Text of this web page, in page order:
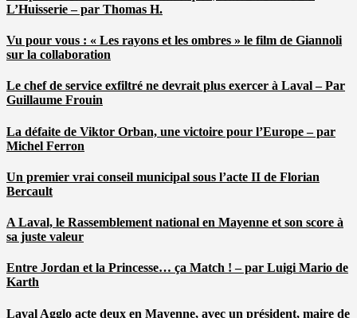
L’Huisserie – par Thomas H.
Vu pour vous : « Les rayons et les ombres » le film de Giannoli
sur la collaboration
Le chef de service exfiltré ne devrait plus exercer à Laval – Par
Guillaume Frouin
La défaite de Viktor Orban, une victoire pour l’Europe – par
Michel Ferron
Un premier vrai conseil municipal sous l’acte II de Florian
Bercault
A Laval, le Rassemblement national en Mayenne et son score à
sa juste valeur
Entre Jordan et la Princesse… ça Match ! – par Luigi Mario de
Karth
Laval Agglo acte deux en Mayenne, avec un président, maire de